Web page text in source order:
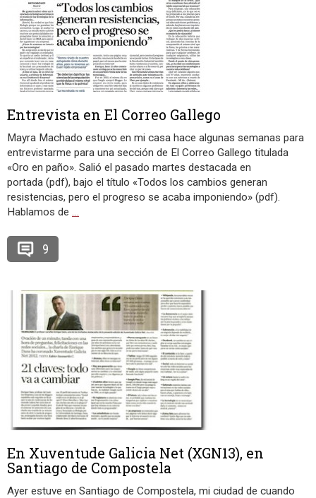
Entrevista en El Correo Gallego
Mayra Machado estuvo en mi casa hace algunas semanas para
entrevistarme para una sección de El Correo Gallego titulada
«Oro en paño». Salió el pasado martes destacada en
portada (pdf), bajo el título «Todos los cambios generan
resistencias, pero el progreso se acaba imponiendo» (pdf).
Hablamos de …
9
En Xuventude Galicia Net (XGN13), en
Santiago de Compostela
Ayer estuve en Santiago de Compostela, mi ciudad de cuando